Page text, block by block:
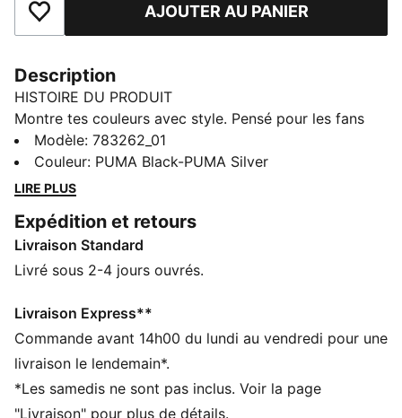
Ajouter aux favorisAJOUTER AU PANIER
Description
HISTOIRE DU PRODUIT
Montre tes couleurs avec style. Pensé pour les fans
comme pour les joueurs, ce maillot allie performance,
confort et détails emblématiques de l’équipe. Que tu
sois dans les tribunes ou en ville, porte les couleurs de
CARACTÉRISTIQUES + AVANTAGES
GESTION DE L’HUMIDITÉ : Les tissus techniques
dryCELL évacuent l'humidité pour t’aider à rester à
Dans le cadre du programme RE:FIBRE, ce produit est
composé d’au moins 95 % de matériaux recyclés à
partir de déchets textiles et d’autres matériaux usagés
Coupe : Régulière
Modèle: 783262_01
Couleur: PUMA Black-PUMA Silver
LIRE PLUS
Expédition et retours
Livraison Standard
Livré sous 2-4 jours ouvrés.
Livraison Express**
Commande avant 14h00 du lundi au vendredi pour une
livraison le lendemain*.
*Les samedis ne sont pas inclus. Voir la page
"Livraison" pour plus de détails.